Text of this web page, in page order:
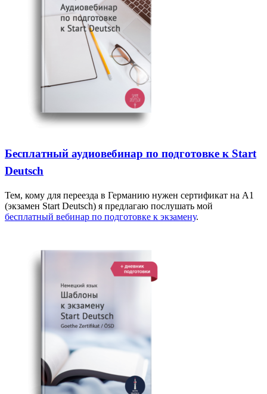
Бесплатный аудиовебинар по подготовке к Start
Deutsch
Тем, кому для переезда в Германию нужен сертификат на А1
(экзамен Start Deutsch) я предлагаю послушать мой
бесплатный вебинар по подготовке к экзамену.